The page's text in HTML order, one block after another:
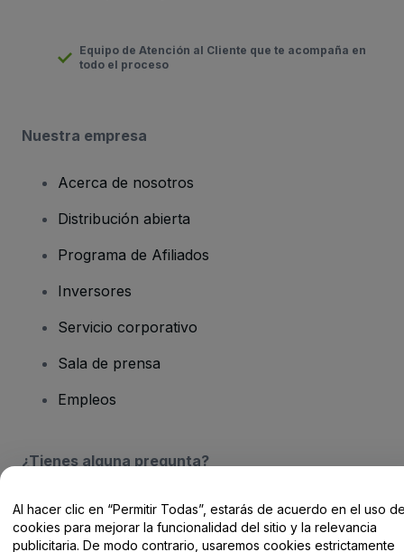
Equipo de Atención al Cliente que te acompaña en
todo el proceso
Nuestra empresa
Acerca de nosotros
Distribución abierta
Programa de Afiliados
Inversores
Servicio corporativo
Sala de prensa
Empleos
¿Tienes alguna pregunta?
Centro de Ayuda / Contacto
Al hacer clic en “Permitir Todas”, estarás de acuerdo en el uso
cookies para mejorar la funcionalidad del sitio y la relevancia
publicitaria. De modo contrario, usaremos cookies estrictamente